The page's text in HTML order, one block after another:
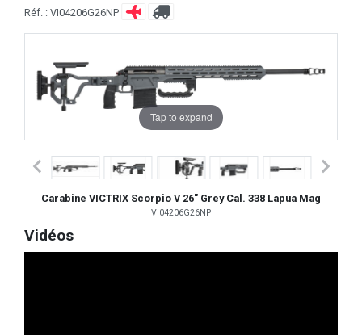
Réf. : VI04206G26NP
Tap to expand
Carabine VICTRIX Scorpio V 26" Grey Cal. 338 Lapua Mag
VI04206G26NP
Vidéos